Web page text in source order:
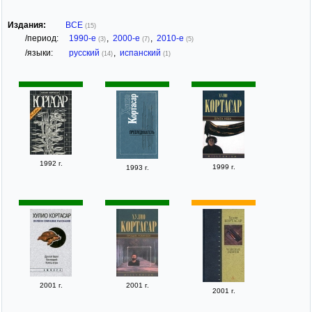
Издания: ВСЕ (15)
/период: 1990-е (3) 2000-е (7) 2010-е (5)
/языки: русский (14) испанский (1)
1992 г.
1993 г. 1999 г.
2001 г. 2001 г.
2001 г.